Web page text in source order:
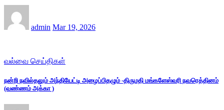
admin Mar 19, 2026
வல்வை செய்திகள்
நன்றி நவில்தலும் அந்தியேட்டி அழைப்பிதழும் -திருமதி மங்களேஸ்வரி நவரெத்தினம்
(வண்ணம் அக்கா )